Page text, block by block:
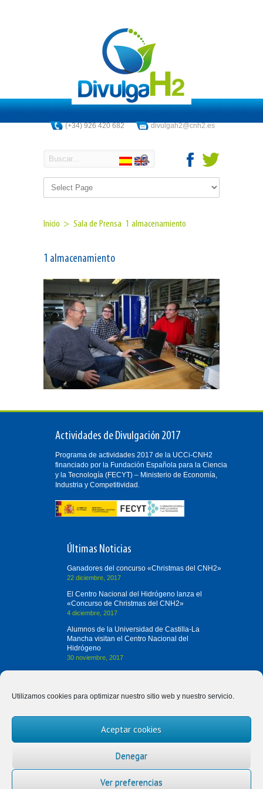
Utilizamos cookies para optimizar nuestro sitio web y nuestro servicio.
Aceptar cookies
Denegar
Ver preferencias
(+34) 926 420 682 divulgah2@cnh2.es
Inicio > Sala de Prensa 1 almacenamiento
1 almacenamiento
Actividades de Divulgación 2017
Programa de actividades 2017 de la UCCi-CNH2
financiado por la Fundación Española para la Ciencia
y la Tecnología (FECYT) – Ministerio de Economía,
Industria y Competitividad.
Últimas Noticias
Ganadores del concurso «Christmas del CNH2»
22 diciembre, 2017
El Centro Nacional del Hidrógeno lanza el
«Concurso de Christmas del CNH2»
4 diciembre, 2017
Alumnos de la Universidad de Castilla-La
Mancha visitan el Centro Nacional del
Hidrógeno
30 noviembre, 2017
Contacta con Nosotros
(+34) 926 420 682
divulgah2@cnh2.es
13500 Puertollano (Ciudad Real)